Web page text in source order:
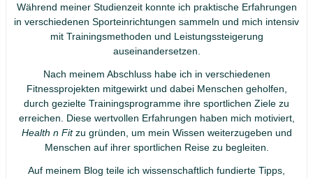
Während meiner Studienzeit konnte ich praktische Erfahrungen
in verschiedenen Sporteinrichtungen sammeln und mich intensiv
mit Trainingsmethoden und Leistungssteigerung
auseinandersetzen.
Nach meinem Abschluss habe ich in verschiedenen
Fitnessprojekten mitgewirkt und dabei Menschen geholfen,
durch gezielte Trainingsprogramme ihre sportlichen Ziele zu
erreichen. Diese wertvollen Erfahrungen haben mich motiviert,
Health n Fitzu gründen, um mein Wissen weiterzugeben und
Menschen auf ihrer sportlichen Reise zu begleiten.
Auf meinem Blog teile ich wissenschaftlich fundierte Tipps,